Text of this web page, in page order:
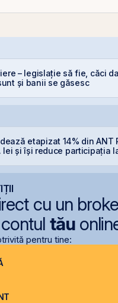
– legislație să fie, căci
și banii se găsesc
etapizat 14% din ANT
lei și își reduce participația
cu un
tău
pentru tine: